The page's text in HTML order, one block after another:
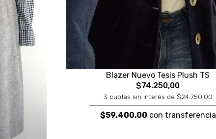
Blazer Nuevo Tesis Plush TS
$74.250,00
3 cuotas sin interés de $24.750,00
$59.400,00 con transferencia